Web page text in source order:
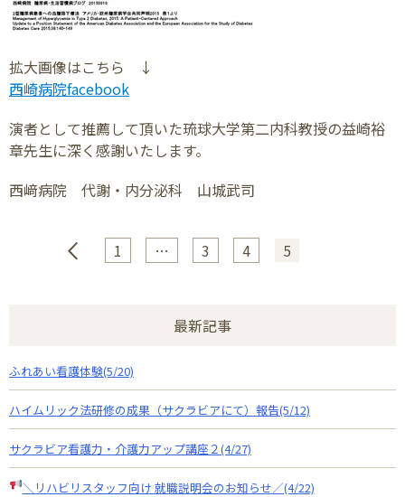
拡大画像はこちら ↓
西崎病院facebook
演者として推薦して頂いた琉球大学第二内科教授の益崎裕
章先生に深く感謝いたします。
西﨑病院 代謝・内分泌科 山城武司
1 … 3 4 5
最新記事
ふれあい看護体験(5/20)
ハイムリック法研修の成果（サクラビアにて）報告(5/12)
サクラビア看護力・介護力アップ講座２(4/27)
＼リハビリスタッフ向け 就職説明会のお知らせ／(4/22)